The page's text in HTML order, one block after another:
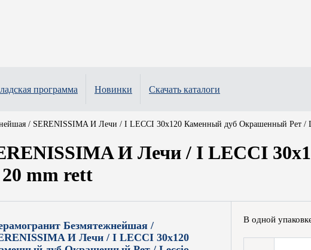
программа Новинки Скачать каталоги
/ SERENISSIMA И Лечи / I LECCI 30x120 Каменный дуб Окрашенный Рет /
И Лечи / I LECCI
mm rett
Безмятежнейшая /
И Лечи / I LECCI 30x120
В одной